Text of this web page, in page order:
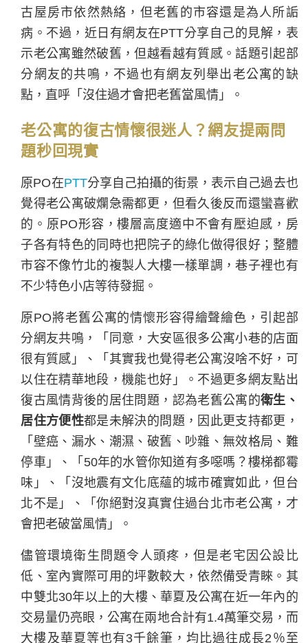
古屋房市依然熱絡，但老舊的市容還是為人所詬
病。不過，近日有網友在PTT分享自己的見解，表
示老公寓雖然破舊，但越看越有質感。話題引起部
分網友的共鳴，不過也有網友列舉出老公寓的缺
點，直呼「沒住過才會把老舊當風情」。
老公寓的復古情懷很迷人？網友提兩問
題秒回現實
原PO在PTT分享自己拍攝的街景，表示自己過去也
覺得老公寓破爛急需都更，但看久後反而還蠻喜歡
的。原PO形容，樓層高度適中不會有壓迫感，房
子各有特色的同時也把院子的綠化做得很好；整體
市容不像竹北的複製人大樓一樣單調，巷子裡也有
不少特色小店等待發掘。
原PO將老舊公寓的情懷形容得繪聲繪色，引起部
分網友共鳴，「同意，大安區很多公寓小巷的店面
很有質感」、「其實我也覺得老公寓沒啥不好，可
以住在精華地段，機能也好」。不過更多網友點出
復古風情背後的居住問題，認為老舊公寓的衛生、
居住方便性都是未解決的問題，因此更支持都更，
「壁癌、漏水、潮濕、破舊、吵雜、無效格局、難
停車」、「50年的水管你知道有多噁嗎？樓梯都霉
味」、「沒地震有文化底蘊的城市確實如此，但台
北不是」、「你絕對沒真實住過台北市老公寓，才
會把老破當風情」。
儘管環境衛生問題令人頭疼，但是老宅因公設比
低、室內實際可用的坪數較大，依然備受青睞。其
中雙北30年以上的大樓、華夏及公寓在近一年內的
交易量仍亮眼，公寓在兩地合計有1.4萬筆交易，而
大樓及華夏等也有3千餘筆，均比過往成長2％至